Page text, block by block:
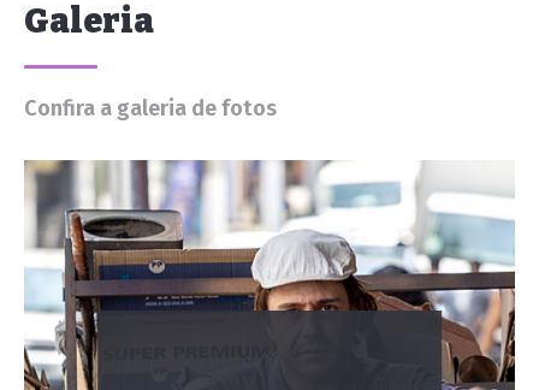
Galeria
Confira a galeria de fotos